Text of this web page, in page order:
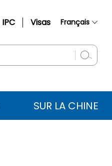
IPC Visas Français
English
عربي
SUR LA CHINE